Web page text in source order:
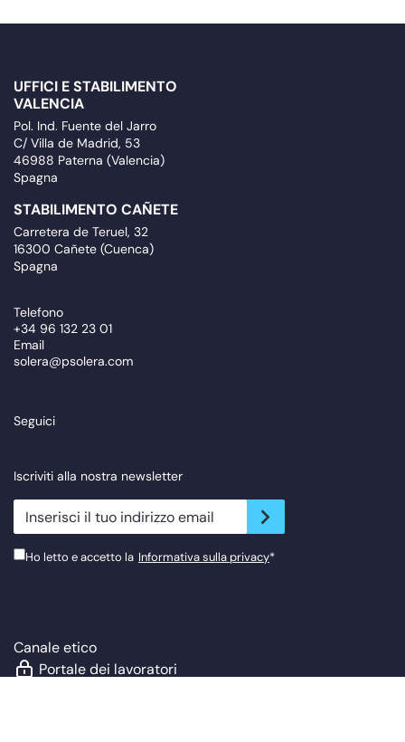
UFFICI E STABILIMENTO
VALENCIA
Pol. Ind. Fuente del Jarro
C/ Villa de Madrid, 53
46988 Paterna (Valencia)
Spagna
STABILIMENTO CAÑETE
Carretera de Teruel, 32
16300 Cañete (Cuenca)
Spagna
Telefono
+34 96 132 23 01
Email
solera@psolera.com
Seguici
Iscriviti alla nostra newsletter
newsletter.suscribe
Ho letto e accetto la Informativa sulla privacy*
Canale etico
Portale dei lavoratori